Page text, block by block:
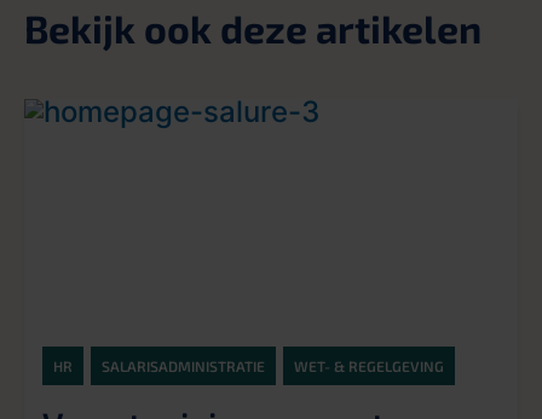
Bekijk ook deze artikelen
HR SALARISADMINISTRATIE WET- & REGELGEVING